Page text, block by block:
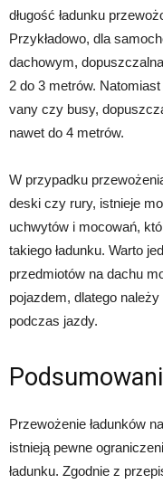
długość ładunku
Przykładowo, dla
dachowym,
2 do 3 metrów.
vany czy busy,
nawet do 4 metrów.
W przypadku
deski czy rury, istnieje
uchwytów i mocowań,
takiego ładunku. Warto
przedmiotów na dachu
pojazdem, dlatego
podczas jazdy.
Przewożenie ładunków
istnieją pewne
ładunku. Zgodnie z